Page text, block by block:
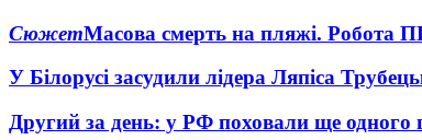
СюжетМасова смерть на пляжі. Робота
У Білорусі засудили лідера Ляпіса
Другий за день: у РФ поховали ще одного